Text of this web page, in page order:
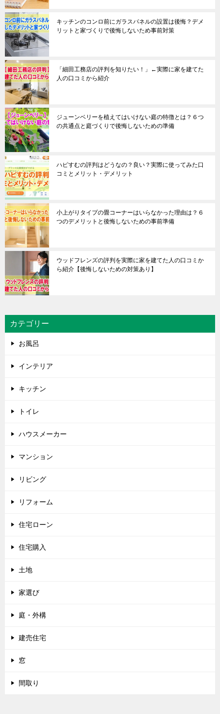
キッチンのコンロ前にガラスパネルの設置は後悔？デメ
リットと家づくりで後悔しないため事前対策
「細田工務店の評判を知りたい！」←実際に家を建てた
人の口コミから紹介
ジューンベリーを植えてはいけない庭の特徴とは？６つ
の共通点と庭づくりで後悔しないための準備
ハピすむの評判はどうなの？良い？実際に使ってみた口
コミとメリット・デメリット
小上がりタイプの畳コーナーはいらなかった理由は？６
つのデメリットと後悔しないための事前準備
ウッドフレンズの評判を実際に家を建てた人の口コミか
ら紹介【後悔しないための対策あり】
カテゴリー
お風呂
インテリア
キッチン
トイレ
ハウスメーカー
マンション
リビング
リフォーム
住宅ローン
住宅購入
土地
家選び
庭・外構
建売住宅
窓
間取り